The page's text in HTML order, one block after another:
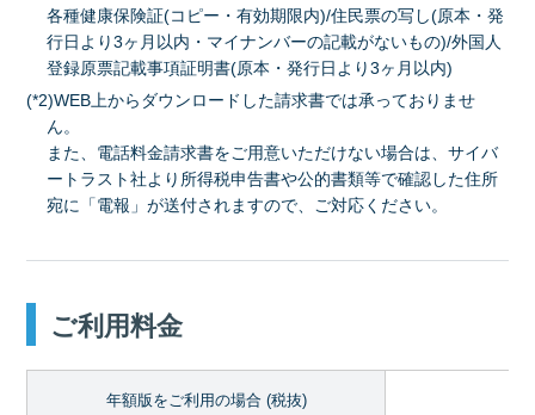
各種健康保険証(コピー・有効期限内)/住民票の写し(原本・発
行日より3ヶ月以内・マイナンバーの記載がないもの)/外国人
登録原票記載事項証明書(原本・発行日より3ヶ月以内)
(*2)WEB上からダウンロードした請求書では承っておりませ
ん。
また、電話料金請求書をご用意いただけない場合は、サイバ
ートラスト社より所得税申告書や公的書類等で確認した住所
宛に「電報」が送付されますので、ご対応ください。
ご利用料金
年額版をご利用の場合 (税抜)